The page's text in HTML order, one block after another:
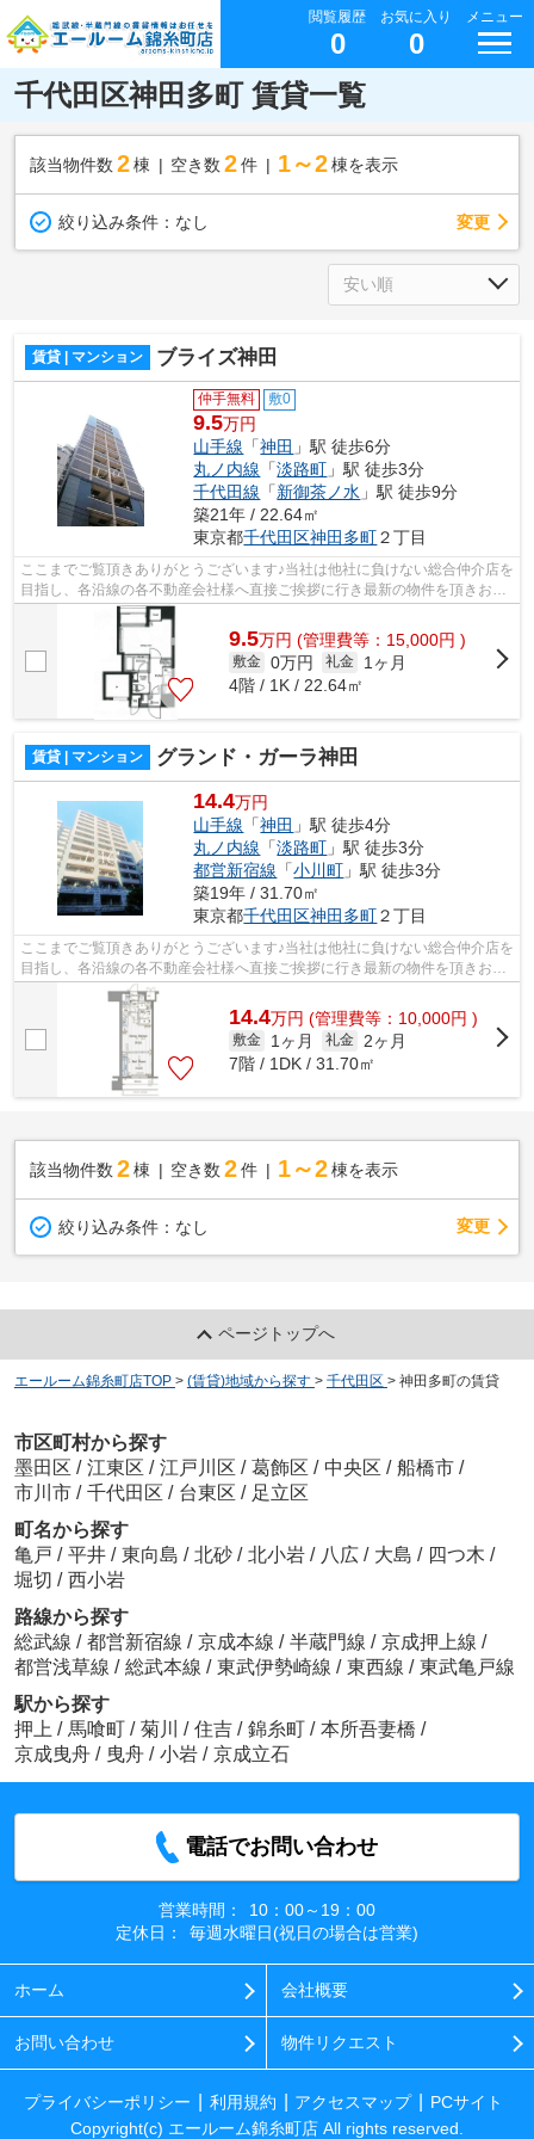
閲覧履歴
0
お気に入り
0
メニュー
千代田区神田多町 賃貸一覧
該当物件数 2棟 空き数 2 件 1～2 棟を表示
絞り込み条件： なし 変更
賃貸 | マンション ブライズ神田
仲手無料 敷0
9.5万円
山手線 「神田 」駅 徒歩6分
丸ノ内線 「淡路町 」駅 徒歩3分
千代田線 「新御茶ノ水 」駅 徒歩9分
築21年 / 22.64㎡
東京都千代田区神田多町２丁目
ここまでご覧頂きありがとうございます♪当社は他社に負けない総合仲介店を
目指し、各沿線の各不動産会社様へ直接ご挨拶に行き最新の物件を頂きお客
様へ提供しております！最新の情報は...
9.5万円 (管理費等：15,000円 )
敷金 0万円 礼金
1ヶ月
4階 / 1K / 22.64㎡
賃貸 | マンション グランド・ガーラ神田
14.4万円
山手線 「神田 」駅 徒歩4分
丸ノ内線 「淡路町 」駅 徒歩3分
都営新宿線 「小川町 」駅 徒歩3分
築19年 / 31.70㎡
東京都千代田区神田多町２丁目
ここまでご覧頂きありがとうございます♪当社は他社に負けない総合仲介店を
目指し、各沿線の各不動産会社様へ直接ご挨拶に行き最新の物件を頂きお客
様へ提供しております！最新の情報は...
14.4万円 (管理費等：10,000円 )
敷金 1ヶ月 礼金
2ヶ月
7階 / 1DK / 31.70㎡
該当物件数 2棟 空き数 2 件 1～2 棟を表示
絞り込み条件： なし 変更
ページトップへ
エールーム錦糸町店TOP > (賃貸)地域から探す > 千代田区 > 神田多町の賃貸
市区町村から探す
墨田区 / 江東区 / 江戸川区 / 葛飾区 / 中央区 / 船橋市 /
市川市 / 千代田区 / 台東区 / 足立区
町名から探す
亀戸 / 平井 / 東向島 / 北砂 / 北小岩 / 八広 / 大島 / 四つ木 /
堀切 / 西小岩
路線から探す
総武線 / 都営新宿線 / 京成本線 / 半蔵門線 / 京成押上線 /
都営浅草線 / 総武本線 / 東武伊勢崎線 / 東西線 / 東武亀戸線
駅から探す
押上 / 馬喰町 / 菊川 / 住吉 / 錦糸町 / 本所吾妻橋 /
京成曳舟 / 曳舟 / 小岩 / 京成立石
電話でお問い合わせ
営業時間：
10：00～19：00
定休日：
毎週水曜日(祝日の場合は営業)
ホーム 会社概要
お問い合わせ 物件リクエスト
プライバシーポリシー 利用規約 アクセスマップ
PCサイト
Copyright(c) エールーム錦糸町店 All rights reserved.